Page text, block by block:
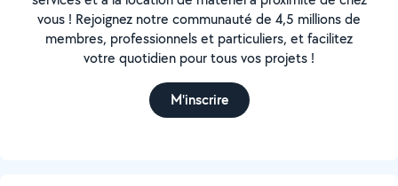
vous ! Rejoignez notre communauté de 4,5 millions de
membres, professionnels et particuliers, et facilitez
votre quotidien pour tous vos projets !
M'inscrire